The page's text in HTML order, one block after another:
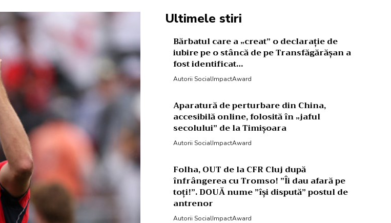
Ultimele stiri
Bărbatul care a „creat” o declarație de
iubire pe o stâncă de pe Transfăgărășan a
fost identificat…
Autorii SocialImpactAward
Aparatură de perturbare din China,
accesibilă online, folosită în „jaful
secolului” de la Timișoara
Autorii SocialImpactAward
Folha, OUT de la CFR Cluj după
înfrângerea cu Tromso! ”Îi dau afară pe
toți!”. DOUĂ nume ”își dispută” postul de
antrenor
Autorii SocialImpactAward